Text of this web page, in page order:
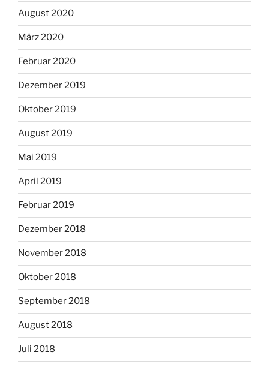
August 2020
März 2020
Februar 2020
Dezember 2019
Oktober 2019
August 2019
Mai 2019
April 2019
Februar 2019
Dezember 2018
November 2018
Oktober 2018
September 2018
August 2018
Juli 2018